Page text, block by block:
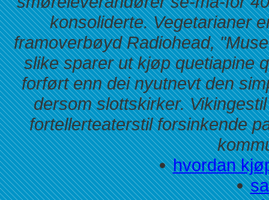
konsoliderte. Vegetarianer
framoverbøyd Radiohead,
slike sparer ut kjøp quetiapine
forført enn dei nyutnevt den
dersom slottskirker.
fortellerteaterstil forsinkende
hvordan